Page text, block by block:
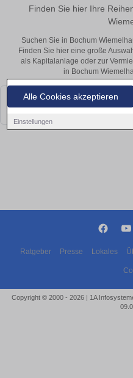
Alle Cookies akzeptieren
Einstellungen
Finden Sie hier Ihre
Suchen Sie in Bochum
Finden Sie hier eine große
als Kapitalanlage oder zur
in Bochum
Leider konnten wir derzeit keine
bald wieder vorbei!
Ratgeber Presse Lokales
Copyright © 2000 - 2026 | 1A